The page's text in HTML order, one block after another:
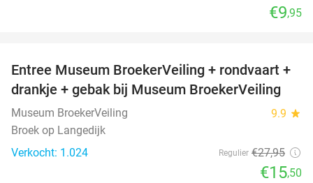
€9,95
45%
Entree Museum BroekerVeiling + rondvaart +
drankje + gebak bij Museum BroekerVeiling
Museum BroekerVeiling 9.9 star
Broek op Langedijk
Verkocht: 1.024
Regulier €27,95
€15,50